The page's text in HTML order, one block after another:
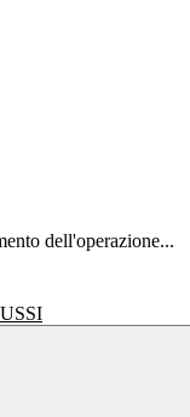
dell'operazione...